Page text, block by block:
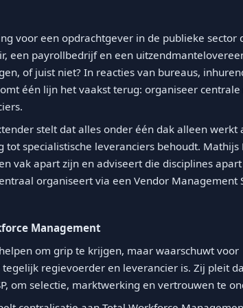
voor een opdrachtgever in de publieke sector
een payrollbedrijf en een
of juist niet? In reacties van bureaus,
één lijn het vaakst terug: organiseer
stelt dat alles onder één dak alleen werkt
specialistische leveranciers behoudt. Mathijs
vak apart zijn en adviseert die disciplines
organiseert via een Vendor Management
Management
om grip te krijgen, maar waarschuwt voor
regievoerder en leverancier is. Zij pleit
om selectie, marktwerking en vertrouwen te